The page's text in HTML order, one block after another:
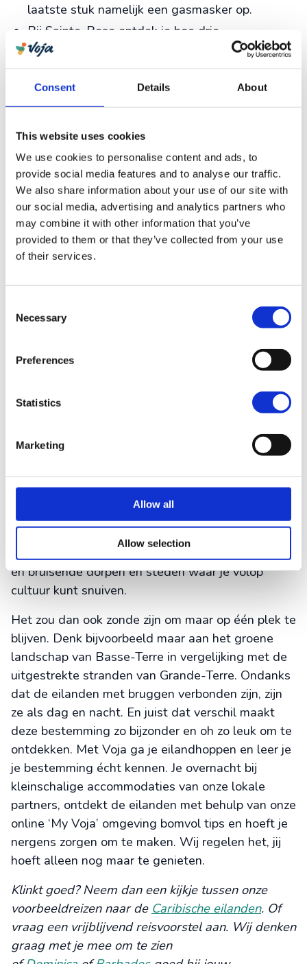
Consent Details About
This website uses cookies
We use cookies to personalise content and ads, to
provide social media features and to analyse our traffic.
We also share information about your use of our site with
our social media, advertising and analytics partners who
may combine it with other information that you’ve
provided to them or that they’ve collected from your use
of their services.
Selection
Necessary
Preferences
Statistics
Marketing
Allow all
Allow selection
laatste stuk namelijk een gasmasker op.
Bij Sainte-Rose ontdek je hoe drie
ecosystemen samenkomen. Het barrièrerif, de
lagune en de mangrove. Stap aan boord van
een kajak en glij in alle stilte door het water.
Erg indrukwekkend.
duikersparadijs. Hier beleef je uren aan
onderwateravonturen. De beste plek om dit te
doen is rondom de Pigeon Islands voor de kust
van Bouillante.
Wie vervolgens na een dag vol activiteiten even
helemaal tot rust wil komen, kan terecht op een
het kleurrijke en nog tamelijk traditionele Deshaies
community en geniet je van de sfeer en goede
Guadeloupe
Guadeloupe is een paradijs op aarde. Hoewel de
eilanden niet ver uit elkaar liggen, is ieder eiland
toch weer compleet anders. Het maakt
Guadeloupe een veelzijdige vakantiebestemming.
Van tropische regenwouden, actieve vulkanen en
majestueuze watervallen tot parelwitte stranden
en bruisende dorpen en steden waar je volop
cultuur kunt snuiven.
Het zou dan ook zonde zijn om maar op één plek te
blijven. Denk bijvoorbeeld maar aan het groene
landschap van Basse-Terre in vergelijking met de
uitgestrekte stranden van Grande-Terre. Ondanks
dat de eilanden met bruggen verbonden zijn, zijn
ze als dag en nacht. En juist dat verschil maakt
deze bestemming zo bijzonder en oh zo leuk om te
ontdekken. Met Voja ga je eilandhoppen en leer je
je bestemming écht kennen. Je overnacht bij
kleinschalige accommodaties van onze lokale
partners, ontdekt de eilanden met behulp van onze
online ‘My Voja’ omgeving bomvol tips en hoeft je
nergens zorgen om te maken. Wij regelen het, jij
hoeft alleen nog maar te genieten.
Klinkt goed? Neem dan een kijkje tussen onze
voorbeeldreizen naar de Caribische eilanden. Of
vraag een vrijblijvend reisvoorstel aan. Wij denken
graag met je mee om te zien